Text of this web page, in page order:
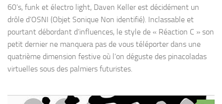
60’s, funk et électro light, Daven Keller est décidément un
drôle d’OSNI (Objet Sonique Non identifié). Inclassable et
pourtant débordant d’influences, le style de « Réaction C » son
petit dernier ne manquera pas de vous téléporter dans une
quatrième dimension festive où l’on déguste des pinacoladas
virtuelles sous des palmiers futuristes.